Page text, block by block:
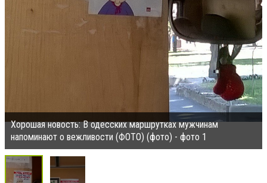
Хорошая новость: В одесских маршрутках мужчинам
напоминают о вежливости (ФОТО) (фото) - фото 1